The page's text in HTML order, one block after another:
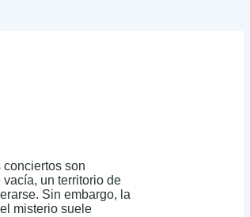
son
un territorio de
Sin embargo, la
misterio suele